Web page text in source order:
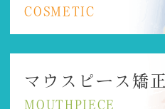
COSMETIC
マウスピース矯正
MOUTHPIECE